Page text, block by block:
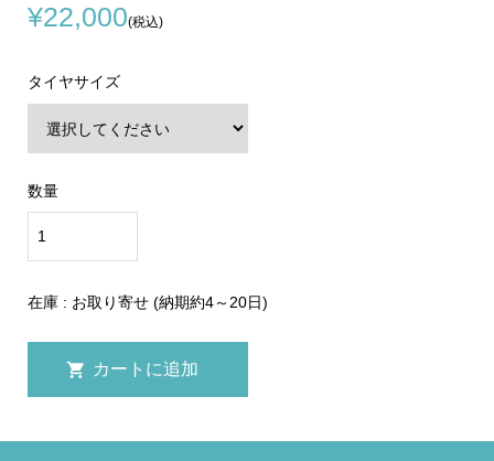
¥22,000(税込)
タイヤサイズ
数量
在庫 : お取り寄せ (納期約4～20日)